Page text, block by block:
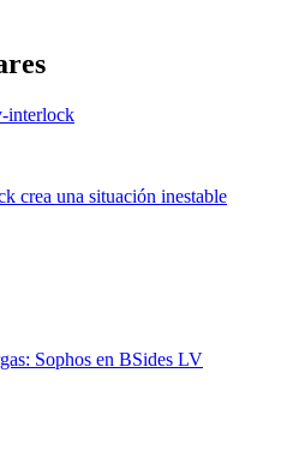
crea una situación inestable
Sophos en BSides LV